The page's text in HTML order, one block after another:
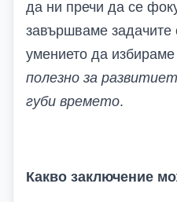
да ни пречи да се
завършваме
умението да избираме
полезно за
губи времето.
Какво заключение